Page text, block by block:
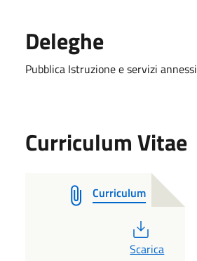
Deleghe
Pubblica Istruzione e servizi annessi
Curriculum Vitae
Curriculum
PDF
Scarica